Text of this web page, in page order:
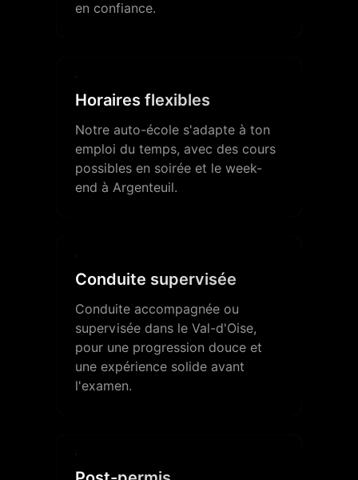
en confiance.
Horaires flexibles
Notre auto-école s'adapte à ton
emploi du temps, avec des cours
possibles en soirée et le week-
end à Argenteuil.
Conduite supervisée
Conduite accompagnée ou
supervisée dans le Val-d'Oise,
pour une progression douce et
une expérience solide avant
l'examen.